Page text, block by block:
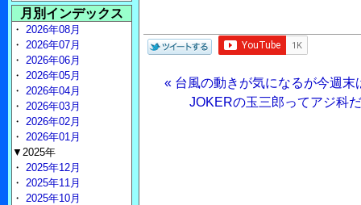
« 台風の動きが気になるが今週
JOKERの玉三郎ってアジ科
月別インデックス
・ 2026年08月
・ 2026年07月
・ 2026年06月
・ 2026年05月
・ 2026年04月
・ 2026年03月
・ 2026年02月
・ 2026年01月
▼2025年
・ 2025年12月
・ 2025年11月
・ 2025年10月